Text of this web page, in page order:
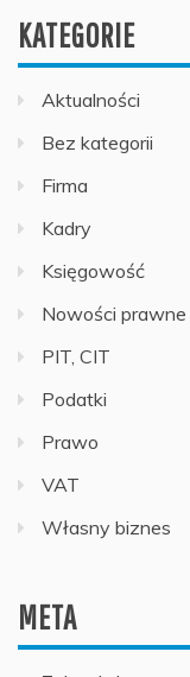
KATEGORIE
Aktualności
Bez kategorii
Firma
Kadry
Księgowość
Nowości prawne
PIT, CIT
Podatki
Prawo
VAT
Własny biznes
META